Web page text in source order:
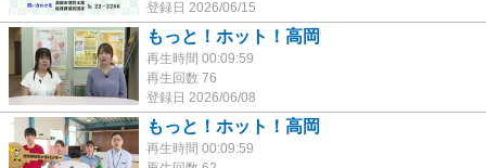
登録日 2026/06/15
もっと！ホット！高岡
再生時間 00:09:59
再生回数 76
登録日 2026/06/08
もっと！ホット！高岡
再生時間 00:09:59